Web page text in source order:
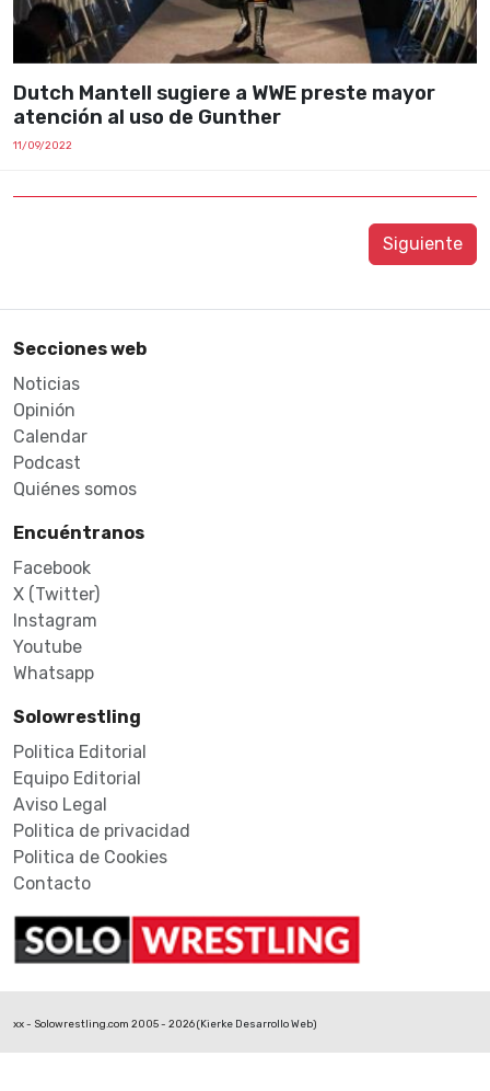
Dutch Mantell sugiere a WWE preste mayor
atención al uso de Gunther
11/09/2022
Siguiente
Secciones web
Noticias
Opinión
Calendar
Podcast
Quiénes somos
Encuéntranos
Facebook
X (Twitter)
Instagram
Youtube
Whatsapp
Solowrestling
Politica Editorial
Equipo Editorial
Aviso Legal
Politica de privacidad
Politica de Cookies
Contacto
xx - Solowrestling.com 2005 - 2026 (Kierke Desarrollo Web)